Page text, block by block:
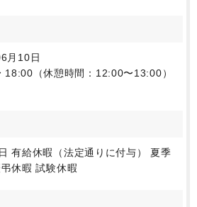
月10日
18:00（休憩時間：12:00〜13:00）
有給休暇（法定通りに付与） 夏季
休暇 試験休暇